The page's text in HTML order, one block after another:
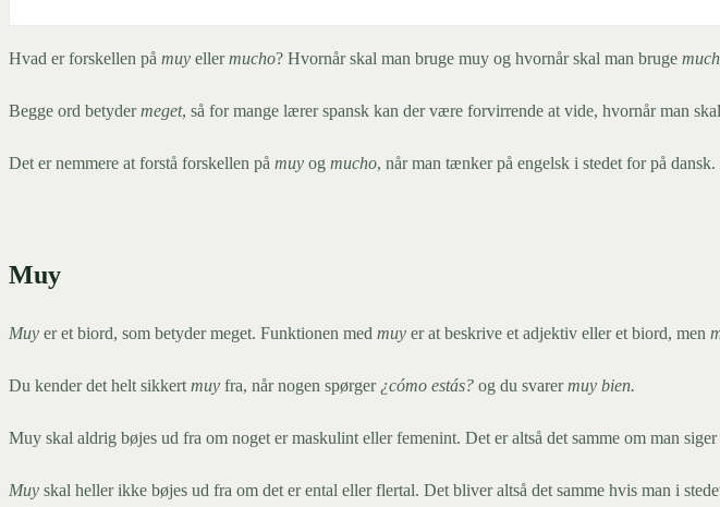
Hvad er forskellen på muy ellermucho? Hvornår skal man bruge muy og hvornår skal man bruge
Begge ord betydermeget, så for mange lærer spansk kan der være forvirrende at vide, hvornår man
Det er nemmere at forstå forskellen på muy og mucho, når man tænker på engelsk i stedet for på
Muy
Muy er et biord, som betyder meget. Funktionen med muy er at beskrive et adjektiv eller et biord, men
Du kender det helt sikkert muy fra, når nogen spørger ¿cómo estás? og du svarermuy bien.
Muy skal aldrig bøjes ud fra om noget er maskulint eller femenint. Det er altså det samme om man siger
Muy skal heller ikke bøjes ud fra om det er ental eller flertal. Det bliver altså det samme hvis man i